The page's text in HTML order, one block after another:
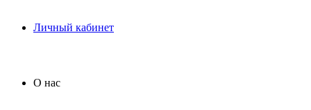
Личный кабинет
О нас